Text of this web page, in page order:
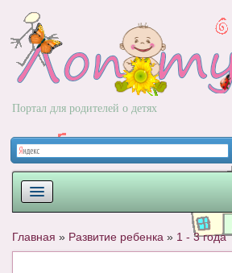
Портал для родителей о детях
Главная » Развитие ребенка » 1 - 3 года